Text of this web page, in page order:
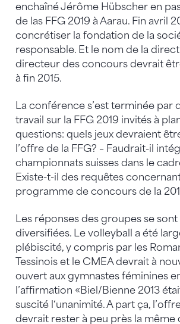
enchaîné Jérôme Hübscher en
de las FFG 2019 à Aarau. Fin avril
concrétiser la fondation de la
responsable. Et le nom de la
directeur des concours devrait
à fin 2015.
La conférence s’est terminée par
travail sur la FFG 2019 invités à
questions: quels jeux devraient
l’offre de la FFG? – Faudrait-il
championnats suisses dans le
Existe-t-il des requêtes
programme de concours de la
Les réponses des groupes se
diversifiées. Le volleyball a été
plébiscité, y compris par les
Tessinois et le CMEA devrait à
ouvert aux gymnastes féminines
l’affirmation «Biel/Bienne 2013
suscité l‘unanimité. A part ça,
devrait rester à peu près la même